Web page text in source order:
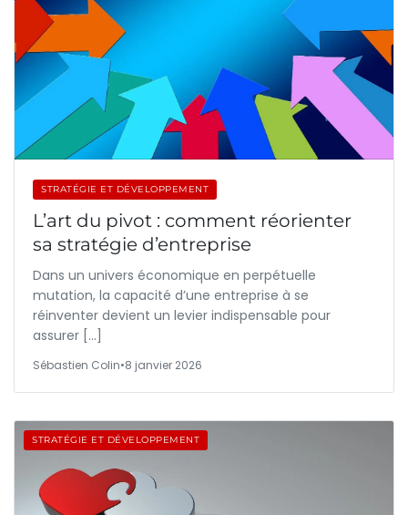
STRATÉGIE ET DÉVELOPPEMENT
L’art du pivot : comment réorienter
sa stratégie d’entreprise
Dans un univers économique en perpétuelle
mutation, la capacité d’une entreprise à se
réinventer devient un levier indispensable pour
assurer […]
Sébastien Colin•8 janvier 2026
STRATÉGIE ET DÉVELOPPEMENT